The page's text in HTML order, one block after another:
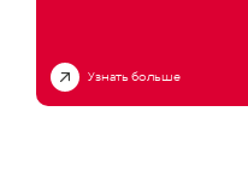
Узнать больше